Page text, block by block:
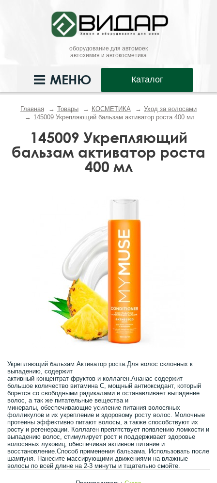
оборудование для автомоек
автохимия и автокосметика
Каталог
МЕНЮ
Главная Товары КОСМЕТИКА
Уход за волосами
145009 Укрепляющий бальзам активатор роста 400 мл
145009 Укрепляющий
бальзам активатор роста
400 мл
Укрепляющий бальзам Активатор роста.Для волос склонных к
выпадению, содержит
активный концентрат фруктов и коллаген.Ананас содержит
большое количество витамина C, мощный антиоксидант, который
борется со свободными радикалами и останавливает выпадение
волос, а так же питательные вещества и
минералы, обеспечивающие усиление питания волосяных
фолликулов и их укрепление и здоровому росту волос. Молочные
протеины эффективно питают волосы, а также способствуют их
росту и регенерации. Коллаген препятствует появлению ломкости и
выпадению волос, стимулирует рост и поддерживает здоровье
волосяных луковиц, обеспечивая активное питание и
восстановление.Способ применения бальзама. Использовать после
шампуня. Нанесите массирующими движениями на влажные
волосы по всей длине на 2-3 минуты и тщательно смойте.